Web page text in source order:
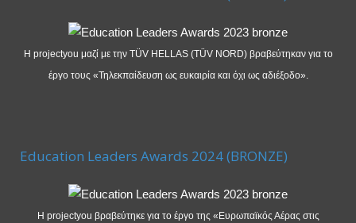
Η projectyou μαζί με την TÜV HELLAS (TÜV NORD) βραβεύτηκαν για το
έργο τους «Τηλεκπαίδευση ως ευκαιρία και όχι ως αδιέξοδο».
Education Leaders Awards 2024 (BRONZE)
Η projectyou βραβεύτηκε για το έργο της «Ευρωπαϊκός Αέρας στις